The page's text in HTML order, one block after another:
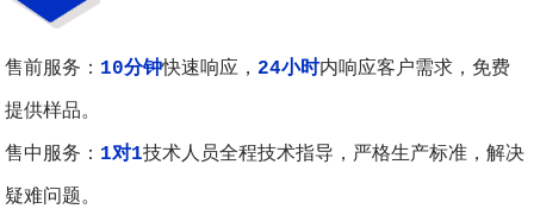
售前服务： 10分钟快速响应， 24小时内响应客户需求，免费
提供样品。
售中服务： 1对1技术人员全程技术指导，严格生产标准，解决
疑难问题。